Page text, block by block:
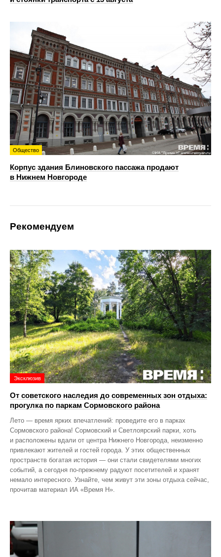
Общество
Корпус здания Блиновского пассажа продают
в Нижнем Новгороде
Рекомендуем
Эксклюзив
От советского наследия до современных зон отдыха:
прогулка по паркам Сормовского района
Лето — время ярких впечатлений: проведите его в парках
Сормовского района! Сормовский и Светлоярский парки, хоть
и расположены вдали от центра Нижнего Новгорода, неизменно
привлекают жителей и гостей города. У этих общественных
пространств богатая история — они стали свидетелями многих
событий, а сегодня по‑прежнему радуют посетителей и хранят
немало интересного. Узнайте, чем живут эти зоны отдыха сейчас,
прочитав материал ИА «Время Н».